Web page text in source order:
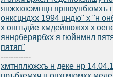
янжхюкэмнцн ярпюунбюмхъ
онксцндхх 1994 цндю" х "н
х онпъдйе хмдейяюжхх х
яннрберярбхх я гюйнмнл
пятяп"
------------
хмтнплюжхъ н деке нр